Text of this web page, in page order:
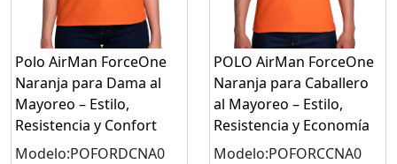
Polo AirMan ForceOne
Naranja para Dama al
Mayoreo – Estilo,
Resistencia y Confort
Modelo:POFORDCNA0
POLO AirMan ForceOne
Naranja para Caballero
al Mayoreo – Estilo,
Resistencia y Economía
Modelo:POFORCCNA0